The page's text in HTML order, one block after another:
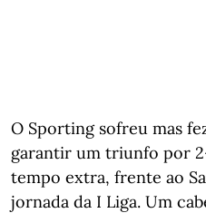
O Sporting sofreu mas
garantir um triunfo por
tempo extra, frente ao
jornada da I Liga. Um